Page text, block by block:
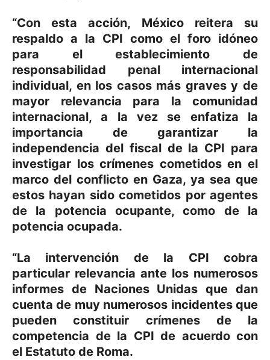
“Con esta acción, México reitera su
respaldo a la CPI como el foro idóneo
para el establecimiento de
responsabilidad penal internacional
individual, en los casos más graves y de
mayor relevancia para la comunidad
internacional, a la vez se enfatiza la
importancia de garantizar la
independencia del fiscal de la CPI para
investigar los crímenes cometidos en el
marco del conflicto en Gaza, ya sea que
estos hayan sido cometidos por agentes
de la potencia ocupante, como de la
potencia ocupada.
“La intervención de la CPI cobra
particular relevancia ante los numerosos
informes de Naciones Unidas que dan
cuenta de muy numerosos incidentes que
pueden constituir crímenes de la
competencia de la CPI de acuerdo con
el Estatuto de Roma.